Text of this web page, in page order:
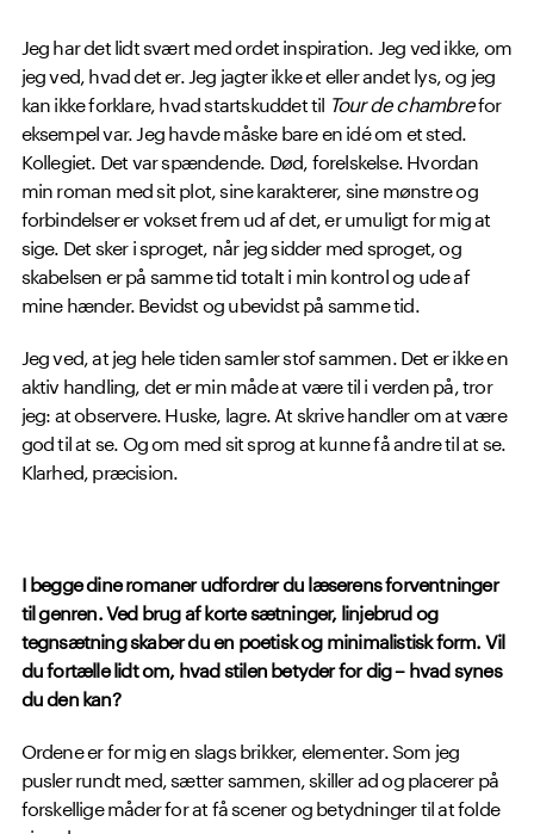
Jeg har det lidt svært med ordet inspiration. Jeg ved ikke, om
jeg ved, hvad det er. Jeg jagter ikke et eller andet lys, og jeg
kan ikke forklare, hvad startskuddet til Tour de chambrefor
eksempel var. Jeg havde måske bare en idé om et sted.
Kollegiet. Det var spændende. Død, forelskelse. Hvordan
min roman med sit plot, sine karakterer, sine mønstre og
forbindelser er vokset frem ud af det, er umuligt for mig at
sige. Det sker i sproget, når jeg sidder med sproget, og
skabelsen er på samme tid totalt i min kontrol og ude af
mine hænder. Bevidst og ubevidst på samme tid.
Jeg ved, at jeg hele tiden samler stof sammen. Det er ikke en
aktiv handling, det er min måde at være til i verden på, tror
jeg: at observere. Huske, lagre. At skrive handler om at være
god til at se. Og om med sit sprog at kunne få andre til at se.
Klarhed, præcision.
I begge dine romaner udfordrer du læserens forventninger
til genren. Ved brug af korte sætninger, linjebrud og
tegnsætning skaber du en poetisk og minimalistisk form. Vil
du fortælle lidt om, hvad stilen betyder for dig – hvad synes
du den kan?
Ordene er for mig en slags brikker, elementer. Som jeg
pusler rundt med, sætter sammen, skiller ad og placerer på
forskellige måder for at få scener og betydninger til at folde